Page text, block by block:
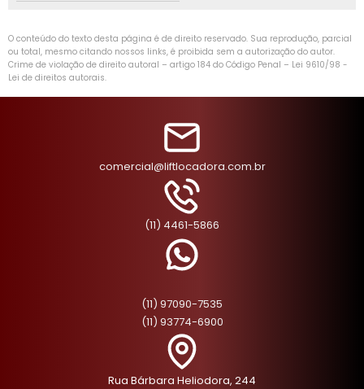
O conteúdo do texto desta página é de direito reservado. Sua reprodução, parcial
ou total, mesmo citando nossos links, é proibida sem a autorização do autor.
Crime de violação de direito autoral – artigo 184 do Código Penal – Lei 9610/98 -
Lei de direitos autorais.
comercial@liftlocadora.com.br
(11) 4461-5866
(11) 97090-7535
(11) 93774-6900
Rua Bárbara Heliodora, 244